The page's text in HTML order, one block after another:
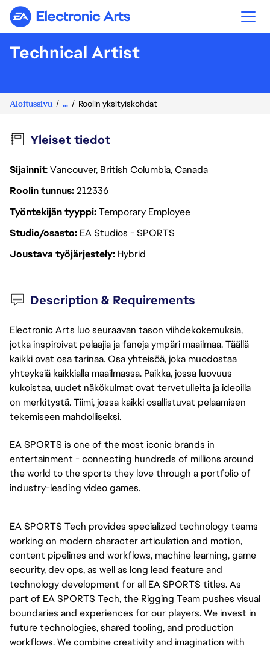
Electronic Arts
Technical Artist
Aloitussivu ... Roolin yksityiskohdat
Yleiset tiedot
Sijainnit: Vancouver, British Columbia, Canada
Roolin tunnus212336
Työntekijän tyyppiTemporary Employee
Studio/osasto EA Studios - SPORTS
Joustava työjärjestely Hybrid
Description & Requirements
Electronic Arts luo seuraavan tason viihdekokemuksia,
jotka inspiroivat pelaajia ja faneja ympäri maailmaa. Täällä
kaikki ovat osa tarinaa. Osa yhteisöä, joka muodostaa
yhteyksiä kaikkialla maailmassa. Paikka, jossa luovuus
kukoistaa, uudet näkökulmat ovat tervetulleita ja ideoilla
on merkitystä. Tiimi, jossa kaikki osallistuvat pelaamisen
tekemiseen mahdolliseksi.
EA SPORTS is one of the most iconic brands in
entertainment - connecting hundreds of millions around
the world to the sports they love through a portfolio of
industry-leading video games.
EA SPORTS Tech provides specialized technology teams
working on modern character articulation and motion,
content pipelines and workflows, machine learning, game
security, dev ops, as well as long lead feature and
technology development for all EA SPORTS titles. As
part of EA SPORTS Tech, the Rigging Team pushes visual
boundaries and experiences for our players. We invest in
future technologies, shared tooling, and production
workflows. We combine creativity and imagination with